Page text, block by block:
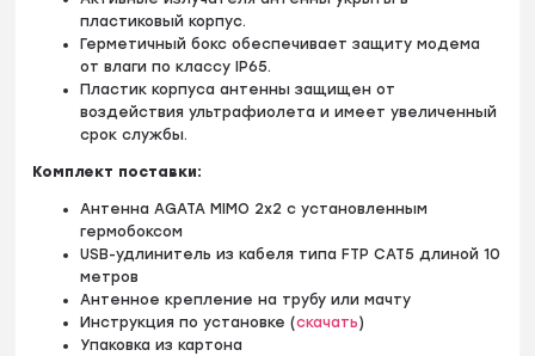
пластиковый корпус.
Герметичный бокс обеспечивает защиту модема
от влаги по классу IP65.
Пластик корпуса антенны защищен от
воздействия ультрафиолета и имеет увеличенный
срок службы.
Комплект поставки:
Антенна AGATA MIMO 2x2 с установленным
гермобоксом
USB-удлинитель из кабеля типа FTP CAT5 длиной 10
метров
Антенное крепление на трубу или мачту
Инструкция по установке (скачать)
Упаковка из картона